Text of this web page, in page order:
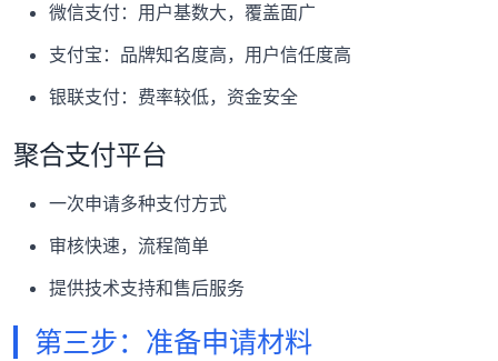
微信支付：用户基数大，覆盖面广
支付宝：品牌知名度高，用户信任度高
银联支付：费率较低，资金安全
聚合支付平台
一次申请多种支付方式
审核快速，流程简单
提供技术支持和售后服务
第三步：准备申请材料